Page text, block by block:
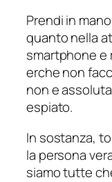
Prendi in
quanto nella
smartphone e
erche non
non e
espiato.
In sostanza,
la persona
siamo tutte